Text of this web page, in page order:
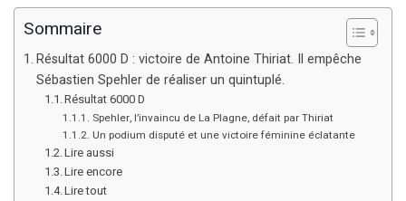
Sommaire
Résultat 6000 D : victoire de Antoine Thiriat. Il empêche
Sébastien Spehler de réaliser un quintuplé.
Résultat 6000 D
Spehler, l’invaincu de La Plagne, défait par Thiriat
Un podium disputé et une victoire féminine éclatante
Lire aussi
Lire encore
Lire tout